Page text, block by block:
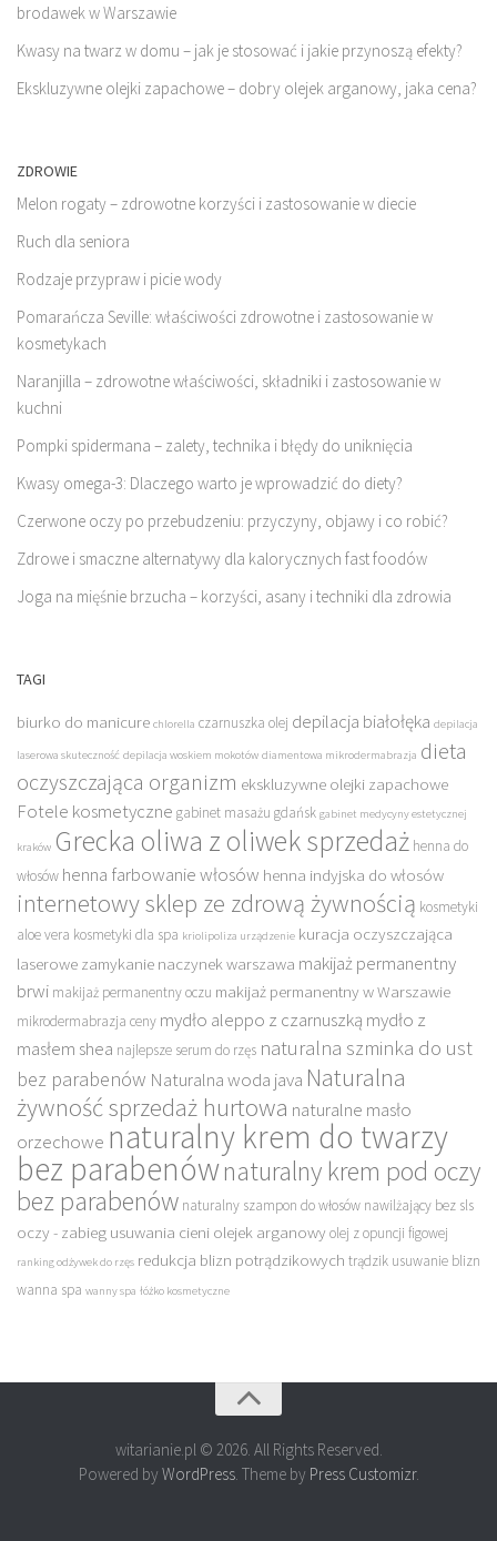
brodawek w Warszawie
Kwasy na twarz w domu – jak je stosować i jakie przynoszą efekty?
Ekskluzywne olejki zapachowe – dobry olejek arganowy, jaka cena?
ZDROWIE
Melon rogaty – zdrowotne korzyści i zastosowanie w diecie
Ruch dla seniora
Rodzaje przypraw i picie wody
Pomarańcza Seville: właściwości zdrowotne i zastosowanie w
kosmetykach
Naranjilla – zdrowotne właściwości, składniki i zastosowanie w
kuchni
Pompki spidermana – zalety, technika i błędy do uniknięcia
Kwasy omega-3: Dlaczego warto je wprowadzić do diety?
Czerwone oczy po przebudzeniu: przyczyny, objawy i co robić?
Zdrowe i smaczne alternatywy dla kalorycznych fast foodów
Joga na mięśnie brzucha – korzyści, asany i techniki dla zdrowia
TAGI
biurko do manicure chlorella czarnuszka olej depilacja białołęka depilacja
laserowa skuteczność depilacja woskiem mokotów diamentowa mikrodermabrazja dieta
oczyszczająca organizm ekskluzywne olejki zapachowe
Fotele kosmetyczne gabinet masażu gdańsk gabinet medycyny estetycznej
kraków Grecka oliwa z oliwek sprzedaż henna do
włosów henna farbowanie włosów henna indyjska do włosów
internetowy sklep ze zdrową żywnością kosmetyki
aloe vera kosmetyki dla spa kriolipoliza urządzenie kuracja oczyszczająca
laserowe zamykanie naczynek warszawa makijaż permanentny
brwi makijaż permanentny oczu makijaż permanentny w Warszawie
mikrodermabrazja ceny mydło aleppo z czarnuszką mydło z
masłem shea najlepsze serum do rzęs naturalna szminka do ust
bez parabenów Naturalna woda java Naturalna
żywność sprzedaż hurtowa naturalne masło
orzechowe naturalny krem do twarzy
bez parabenównaturalny krem pod oczy
bez parabenów naturalny szampon do włosów nawilżający bez sls
oczy - zabieg usuwania cieni olejek arganowy olej z opuncji figowej
ranking odżywek do rzęs redukcja blizn potrądzikowych trądzik usuwanie blizn
wanna spa wanny spa łóżko kosmetyczne
witarianie.pl © 2026. All Rights Reserved.
Powered by WordPress. Theme by Press Customizr.